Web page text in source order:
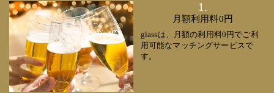
1.
月額利用料0円
glassは、月額の利用料0円でご利
用可能なマッチングサービスで
す。